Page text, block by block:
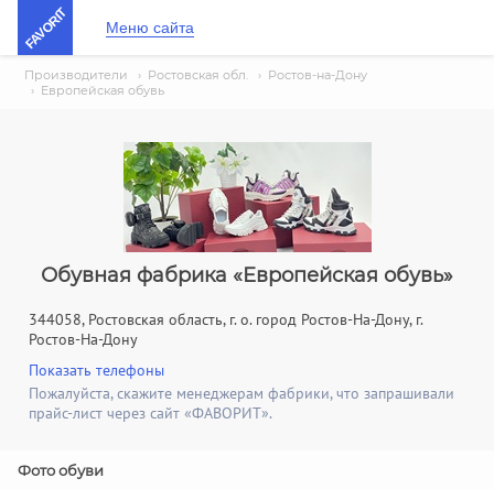
FAVORIT Меню сайта
Производители › Ростовская обл. › Ростов-на-Дону
› Европейская обувь
Обувная фабрика «Европейская обувь»
344058, Ростовская область, г. о. город Ростов-На-Дону, г.
Ростов-На-Дону
Показать телефоны
Пожалуйста, скажите менеджерам фабрики, что запрашивали
прайс-лист через сайт «ФАВОРИТ».
Фото обуви